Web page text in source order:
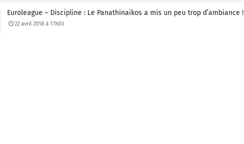
Euroleague – Discipline : Le Panathinaïkos a mis un peu trop d’ambiance !
22 avril 2018 à 17h03